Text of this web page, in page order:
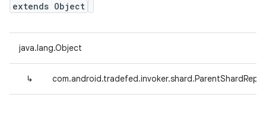
extends Object
java.lang.Object
↳